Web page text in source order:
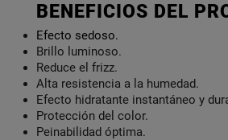
BENEFICIOS DEL
Efecto sedoso.
Brillo luminoso.
Reduce el frizz.
Alta resistencia a la humedad.
Efecto hidratante instantáneo y
Protección del color.
Peinabilidad óptima.